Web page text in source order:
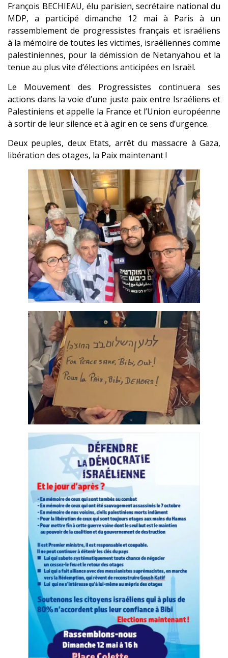
François BECHIEAU, élu parisien, secrétaire national du
MDP, a participé dimanche 12 mai à Paris à un
rassemblement de progressistes français et israéliens
à la mémoire de toutes les victimes, israéliennes comme
palestiniennes, pour la démission de Netanyahou et la
tenue au plus vite d’élections anticipées en Israël.
Le Mouvement des Progressistes continuera ses
actions dans la voie d’une juste paix entre Israéliens et
Palestiniens et appelle la France et l’Union européenne
à sortir de leur silence et à agir en ce sens d’urgence.
Deux peuples, deux Etats, arrêt du massacre à Gaza,
libération des otages, la Paix maintenant !